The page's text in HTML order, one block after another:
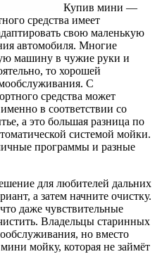
Купив мини —
средства имеет
свою маленькую
автомобиля. Многие
машину в чужие руки и
то хорошей
С
средства может
в соответствии со
а это большая разница по
системой мойки.
программы и разные
для любителей дальних
а затем начните очистку.
даже чувствительные
Владельцы старинных
но вместо
мойку, которая не займёт